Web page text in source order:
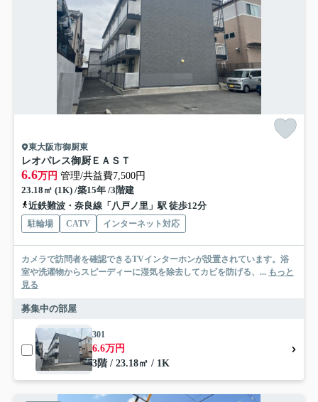
東大阪市御厨東
レオパレス御厨ＥＡＳＴ
6.6万円 管理/共益費7,500円
23.18㎡ (1K) /築15年 /3階建
近鉄難波・奈良線「八戸ノ里」駅 徒歩12分
駐輪場 CATV インターネット対応
カメラで訪問者を確認できるTVインターホンが設置されています。浴
室や洗濯物からスピーディーに湿気を除去してカビを防げる、... もっと
見る
募集中の部屋
301
6.6万円
3階 / 23.18㎡ / 1K